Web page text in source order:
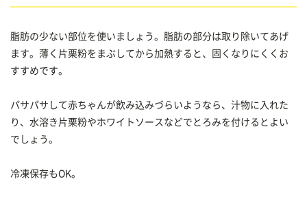
脂肪の少ない部位を使いましょう。脂肪の部分は取り除いてあげ
ます。薄く片栗粉をまぶしてから加熱すると、固くなりにくくお
すすめです。
パサパサして赤ちゃんが飲み込みづらいようなら、汁物に入れた
り、水溶き片栗粉やホワイトソースなどでとろみを付けるとよい
でしょう。
冷凍保存もOK。